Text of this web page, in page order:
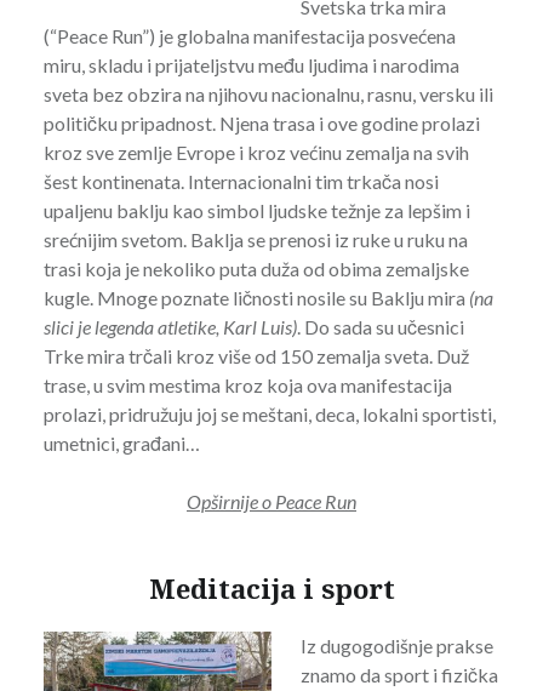
Svetska trka mira
(“Peace Run”) je globalna manifestacija posvećena
miru, skladu i prijateljstvu među ljudima i narodima
sveta bez obzira na njihovu nacionalnu, rasnu, versku ili
političku pripadnost. Njena trasa i ove godine prolazi
kroz sve zemlje Evrope i kroz većinu zemalja na svih
šest kontinenata. Internacionalni tim trkača nosi
upaljenu baklju kao simbol ljudske težnje za lepšim i
srećnijim svetom. Baklja se prenosi iz ruke u ruku na
trasi koja je nekoliko puta duža od obima zemaljske
kugle. Mnoge poznate ličnosti nosile su Baklju mira (na
slici je legenda atletike, Karl Luis). Do sada su učesnici
Trke mira trčali kroz više od 150 zemalja sveta. Duž
trase, u svim mestima kroz koja ova manifestacija
prolazi, pridružuju joj se meštani, deca, lokalni sportisti,
umetnici, građani…
Opširnije o Peace Run
Meditacija i sport
Iz dugogodišnje prakse
znamo da sport i fizička